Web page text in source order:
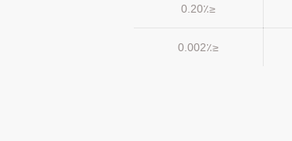
≤0.20٪
≤0.002٪